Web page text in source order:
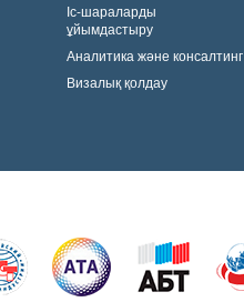
Іс-шараларды
ұйымдастыру
Аналитика және консалтинг
Визалық қолдау